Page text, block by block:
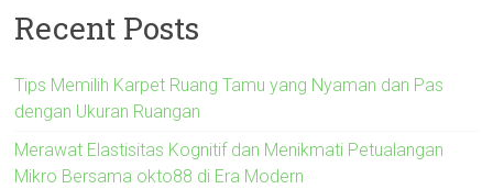
Recent Posts
Tips Memilih Karpet Ruang Tamu yang Nyaman dan Pas
dengan Ukuran Ruangan
Merawat Elastisitas Kognitif dan Menikmati Petualangan
Mikro Bersama okto88 di Era Modern